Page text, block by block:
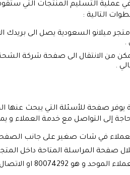
عملية التسليم المنتجات التي
التالية :
ميلانو السعودية يصل الى بريدك
.
من الانتقال الى صفحة شركة
.
يوفر صفحة للأسئلة التي يبحث عنها
إلى التواصل مع خدمة العملاء و
العملاء في شات صغير على جانب
صفحة المراسلة المتاحة داخل
على الرقم التالي 920002482 .